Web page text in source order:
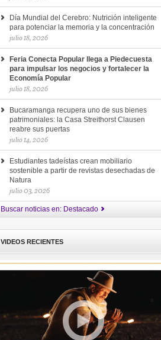
Día Mundial del Cerebro: Nutrición inteligente
para potenciar la memoria y la concentración
julio 18, 2026
Feria Conecta Popular llega a Piedecuesta
para impulsar los negocios y fortalecer la
Economía Popular
julio 18, 2026
Bucaramanga recupera uno de sus bienes
patrimoniales: la Casa Streithorst Clausen
reabre sus puertas
julio 14, 2026
Estudiantes tadeístas crean mobiliario
sostenible a partir de revistas desechadas de
Natura
julio 03, 2026
Buscar noticias en: Destacado
VIDEOS RECIENTES